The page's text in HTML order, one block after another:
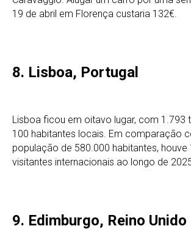
19 de abril em Florença custaria 132€.
8. Lisboa, Portugal
Lisboa ficou em oitavo lugar, com 1.793
100 habitantes locais. Em comparação
população de 580.000 habitantes, houve
visitantes internacionais ao longo de
9. Edimburgo, Reino Unido